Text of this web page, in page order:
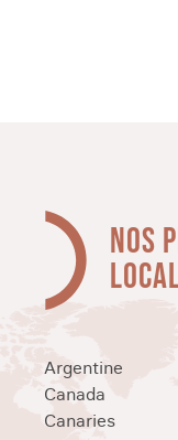
NOS
Argentine
Canada
Canaries